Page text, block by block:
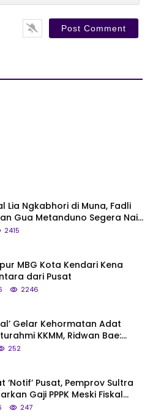
Lia Ngkabhori di Muna, Fadli
Gua Metanduno Segera Naik
Budaya Nasional
2415
MBG Kota Kendari Kena
dari Pusat
2246
Gelar Kehormatan Adat
KKMM, Ridwan Bae:
Begitu, Belum Pantas!
252
‘Notif’ Pusat, Pemprov Sultra
Gaji PPPK Meski Fiskal
247